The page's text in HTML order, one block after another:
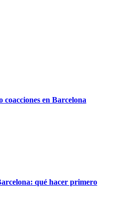
coacciones en Barcelona
qué hacer primero